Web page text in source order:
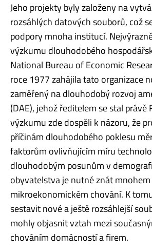
Jeho projekty byly založeny na
rozsáhlých datových souborů, což
podpory mnoha institucí.
výzkumu dlouhodobého
National Bureau of Economic
roce 1977 zahájila tato organizace
zaměřený na dlouhodobý rozvoj
(DAE), jehož ředitelem se stal právě
výzkumu zde dospěli k názoru, že
příčinám dlouhodobého poklesu
faktorům ovlivňujícím míru
dlouhodobým posunům v
obyvatelstva je nutné znát
mikroekonomickém chování. K
sestavit nové a ještě rozsáhlejší
mohly objasnit vztah mezi
chováním domácností a firem.